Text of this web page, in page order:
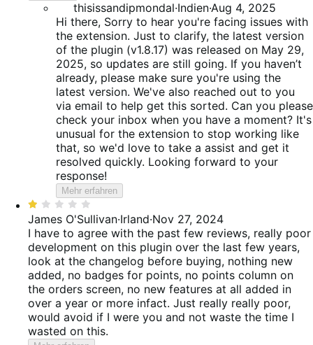
thisissandipmondal·Indien·Aug 4, 2025
Hi there, Sorry to hear you're facing issues with
the extension. Just to clarify, the latest version
of the plugin (v1.8.17) was released on May 29,
2025, so updates are still going. If you haven’t
already, please make sure you're using the
latest version. We've also reached out to you
via email to help get this sorted. Can you please
check your inbox when you have a moment? It's
unusual for the extension to stop working like
that, so we'd love to take a assist and get it
resolved quickly. Looking forward to your
response!
Mehr erfahren
Bewertet
mit
1
von
5
James O'Sullivan·Irland·Nov 27, 2024
I have to agree with the past few reviews, really poor
development on this plugin over the last few years,
look at the changelog before buying, nothing new
added, no badges for points, no points column on
the orders screen, no new features at all added in
over a year or more infact. Just really really poor,
would avoid if I were you and not waste the time I
wasted on this.